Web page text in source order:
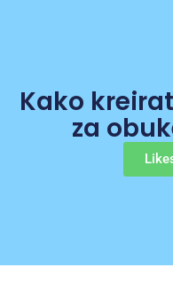
Kako
za